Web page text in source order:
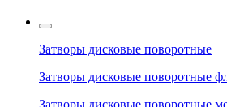
Затворы дисковые поворотные
Затворы дисковые поворотные